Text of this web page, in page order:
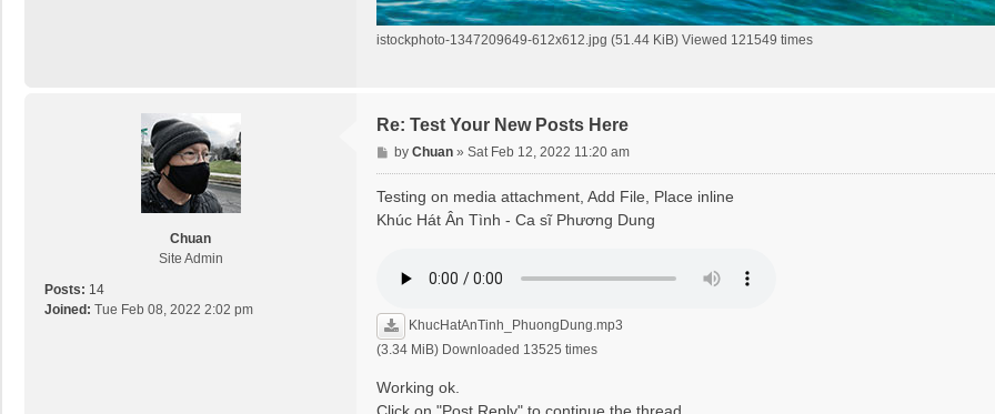
istockphoto-1347209649-612x612.jpg (51.44 KiB) Viewed 121549 times
Chuan
Site Admin
Posts: 14
Joined: Tue Feb 08, 2022 2:02 pm
Re: Test Your New Posts Here
P
o
by Chuan» Sat Feb 12, 2022 11:20 am
Testing on media attachment, Add File, Place inline
Khúc Hát Ân Tình - Ca sĩ Phương Dung
KhucHatAnTinh_PhuongDung.mp3
(3.34 MiB) Downloaded 13525 times
Working ok.
Click on "Post Reply" to continue the thread.